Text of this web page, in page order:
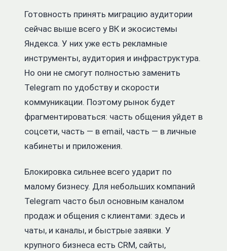
Готовность принять миграцию аудитории
сейчас выше всего у ВК и экосистемы
Яндекса. У них уже есть рекламные
инструменты, аудитория и инфраструктура.
Но они не смогут полностью заменить
Telegram по удобству и скорости
коммуникации. Поэтому рынок будет
фрагментироваться: часть общения уйдет в
соцсети, часть — в email, часть — в личные
кабинеты и приложения.
Блокировка сильнее всего ударит по
малому бизнесу. Для небольших компаний
Telegram часто был основным каналом
продаж и общения с клиентами: здесь и
чаты, и каналы, и быстрые заявки. У
крупного бизнеса есть CRM, сайты,